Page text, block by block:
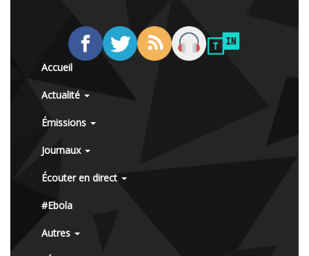
Accueil
Actualité
Émissions
Journaux
Écouter en direct
#Ebola
Autres